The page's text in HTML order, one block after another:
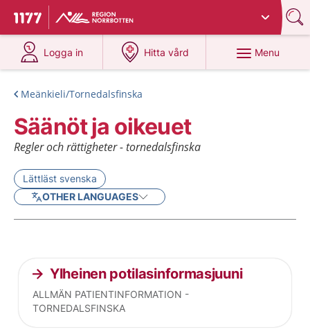
To start page for 1177
Du har valt region
Logga in
at 1177.se
Hitta vård
at 1177.se
Menu
Meänkieli/Tornedalsfinska
Säänöt ja oikeuet
Regler och rättigheter - tornedalsfinska
Lättläst svenska
OTHER LANGUAGES
Current articles
Ylheinen potilasinformasjuuni
ALLMÄN PATIENTINFORMATION -
TORNEDALSFINSKA